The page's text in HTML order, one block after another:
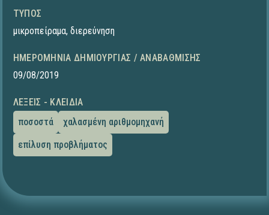
ΤΎΠΟΣ
μικροπείραμα, διερεύνηση
ΗΜΕΡΟΜΗΝΊΑ ΔΗΜΙΟΥΡΓΊΑΣ / ΑΝΑΒΆΘΜΙΣΗΣ
09/08/2019
ΛΈΞΕΙΣ - ΚΛΕΙΔΙΆ
ποσοστά
χαλασμένη αριθμομηχανή
επίλυση προβλήματος